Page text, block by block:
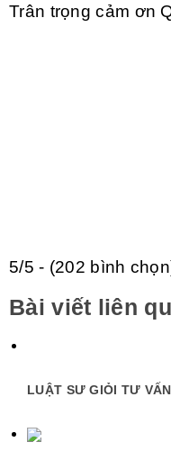
Trân trọng cảm ơn
5/5 - (202 bình
Bài viết liên
LUẬT SƯ GIỎI TƯ